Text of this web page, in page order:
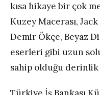
kısa hikaye bir çok
Kuzey Macerası,
Demir Ökçe, Beyaz
eserleri gibi uzun
sahip olduğu